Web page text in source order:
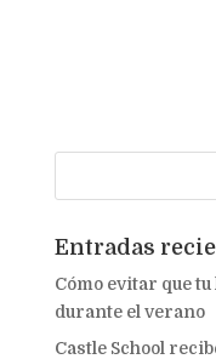
Entradas
Cómo evitar que
durante el verano
Castle School